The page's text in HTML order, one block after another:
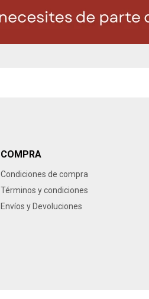
COMPRA
Condiciones de compra
Términos y condiciones
Envíos y Devoluciones